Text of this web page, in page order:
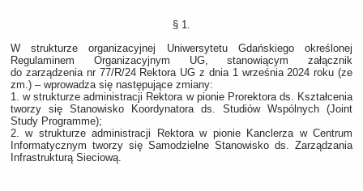
§ 1.
W strukturze organizacyjnej Uniwersytetu Gdańskiego określonej
Regulaminem Organizacyjnym UG, stanowiącym załącznik
do zarządzenia nr 77/R/24 Rektora UG z dnia 1 września 2024 roku (ze
zm.) – wprowadza się następujące zmiany:
1. w strukturze administracji Rektora w pionie Prorektora ds. Kształcenia
tworzy się Stanowisko Koordynatora ds. Studiów Wspólnych (Joint
Study Programme);
2. w strukturze administracji Rektora w pionie Kanclerza w Centrum
Informatycznym tworzy się Samodzielne Stanowisko ds. Zarządzania
Infrastrukturą Sieciową.